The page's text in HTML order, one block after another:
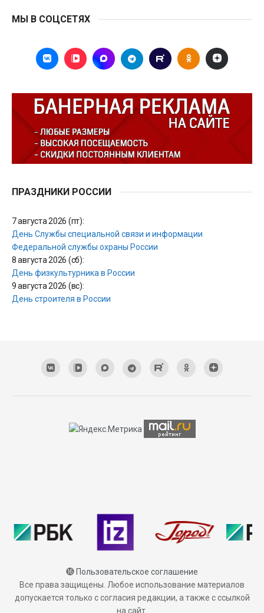
МЫ В СОЦСЕТЯХ
ПРАЗДНИКИ РОССИИ
7 августа 2026 (пт):
День Службы специальной связи и информации
Федеральной службы охраны России
8 августа 2026 (сб):
День физкультурника в России
9 августа 2026 (вс):
День строителя в России
⓰ Пользовательское соглашение
Все права защищены. Любое использование материалов
допускается только с согласия редакции, а также с ссылкой
на сайт.